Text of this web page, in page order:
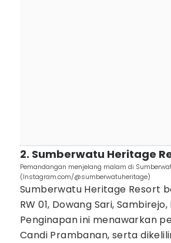
2. Sumberwatu Heritage
Pemandangan menjelang malam di
(Instagram.com/@sumberwatuheritage)
Sumberwatu Heritage Resort
RW 01, Dowang Sari,
Penginapan ini menawarkan
Candi Prambanan, serta